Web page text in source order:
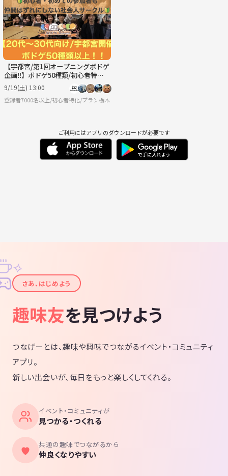
9/1 9/2 9/3
【宇都宮/第1回オープニングボドゲ
企画‼️】ボドゲ50種類/初心者特化
🔰20代〜30代向けのボードゲーム
会
9/19(土) 13:00
登録者7000名以上/初心者特化/プランニングエージェント
栃木
ご利用にはアプリのダウンロードが必要です
✦
✧
さあ、はじめよう
趣味友を見つけよう
つなげーとは、趣味や興味でつながるイベント・コミュニティ
アプリ。
新しい出会いが、毎日をもっと楽しくしてくれる。
イベント・コミュニティが
見つかる・つくれる
共通の趣味でつながるから
仲良くなりやすい